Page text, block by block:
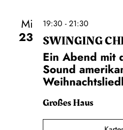
Mi
23
19:30 - 21:30
SWINGING
Ein Abend mit
Sound
Großes Haus